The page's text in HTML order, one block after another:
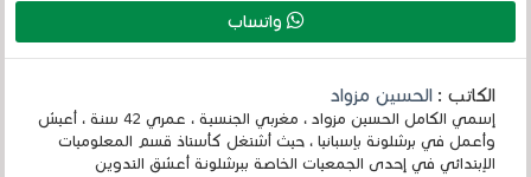
واتساب
الكاتب :الحسين مزواد
إسمي الكامل الحسين مزواد ، مغربي الجنسية ، عمري 42 سنة ، أعيش
وأعمل في برشلونة بإسبانيا ، حيث أشتغل كأستاذ قسم المعلوميات
الإبتدائي في إحدى الجمعيات الخاصة ببرشلونة أعشق التدوين